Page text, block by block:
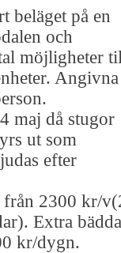
beläget på en
och
möjligheter
Angivna
maj då stugor
ut som
efter
från 2300 kr/
Extra
kr/dygn.